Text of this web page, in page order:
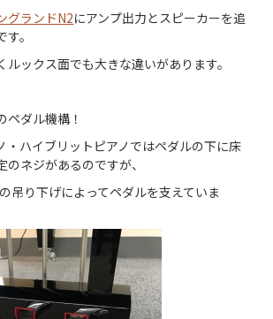
グランドN2にアンプ出力とスピーカーを追
。
ックス面でも大きな違いがあります。
ペダル機構！
・ハイブリットピアノではペダルの下に床
のネジがあるのですが、
吊り下げによってペダルを支えていま